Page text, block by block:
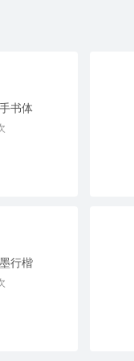
书体
行楷